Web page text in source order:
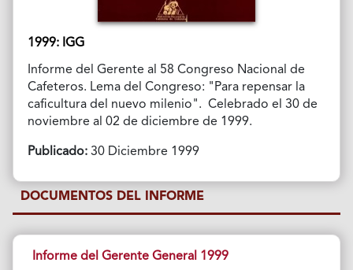
1999: IGG
Informe del Gerente al 58 Congreso Nacional de
Cafeteros. Lema del Congreso: "Para repensar la
caficultura del nuevo milenio". Celebrado el 30 de
noviembre al 02 de diciembre de 1999.
Publicado:30 Diciembre 1999
DOCUMENTOS DEL INFORME
Informe del Gerente General 1999